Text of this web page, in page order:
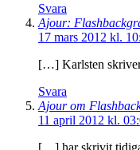
Svara
Ajour:
17 mars 2012 kl.
[…] Karlsten skriver
Svara
Ajour om
11 april 2012 kl.
[…] har skrivit